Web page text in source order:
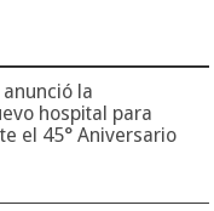
la
hospital para
el 45° Aniversario